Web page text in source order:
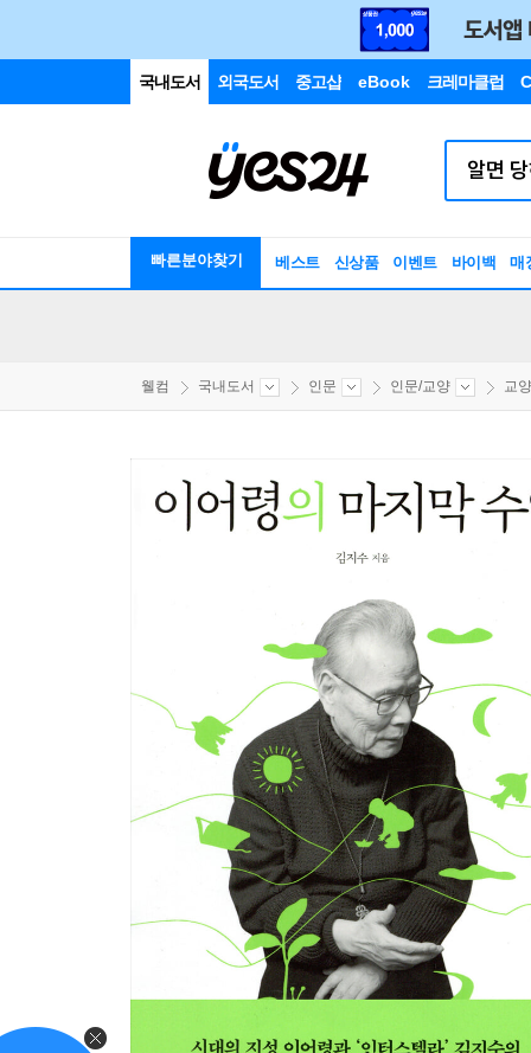
국내도서 외국도서 중고샵 eBook 크레마클럽
빠른분야찾기 베스트 신상품 이벤트 바이백 매
웰컴 국내도서 인문 인문/교양 교